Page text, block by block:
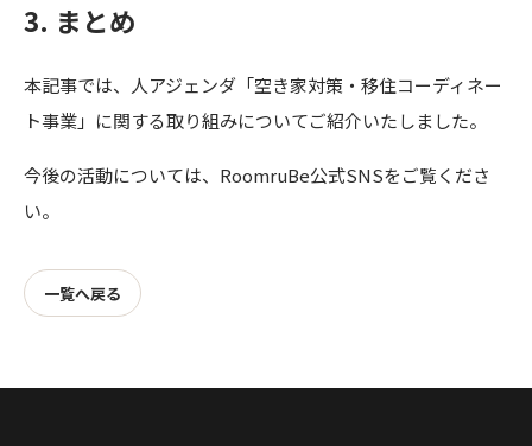
3. まとめ
本記事では、人アジェンダ「空き家対策・移住コーディネー
ト事業」に関する取り組みについてご紹介いたしました。
今後の活動については、RoomruBe公式SNSをご覧くださ
い。
一覧へ戻る